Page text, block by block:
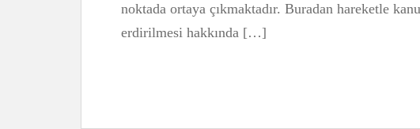
noktada ortaya çıkmaktadır. Buradan hareketle
erdirilmesi hakkında […]